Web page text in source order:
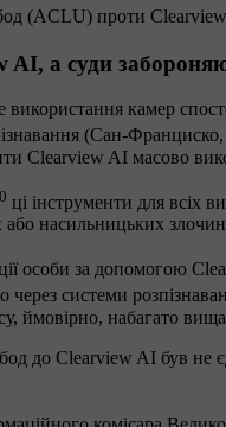
(ACLU) проти
а суди
камер
(Сан-
Clearview AI масово
ці інструменти для всіх
або насильницьких
особи за допомогою
системи
ймовірно, набагато
до Clearview AI був